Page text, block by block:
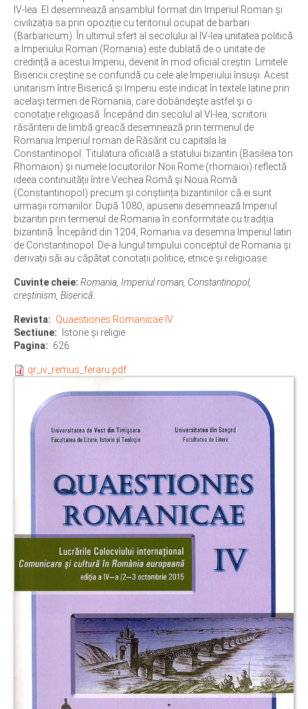
IV-lea. El desemnează ansamblul format din Imperiul Roman și
civilizația sa prin opoziție cu teritoriul ocupat de barbari
(Barbaricum). În ultimul sfert al secolului al IV-lea unitatea politică
a Imperiului Roman (Romania) este dublată de o unitate de
credință a acestui Imperiu, devenit în mod oficial creștin. Limitele
Bisericii creștine se confundă cu cele ale Imperiului însuși. Acest
unitarism între Biserică și Imperiu este indicat în textele latine prin
același termen de Romania, care dobândește astfel și o
conotație religioasă. Începând din secolul al VI-lea, scriitorii
răsăriteni de limbă greacă desemnează prin termenul de
Romania Imperiul roman de Răsărit cu capitala la
Constantinopol. Titulatura oficială a statului bizantin (Basileia ton
Rhomaion) și numele locuitorilor Noii Rome (rhomaioi) reflectă
ideea continuității între Vechea Romă și Noua Romă
(Constantinopol) precum și conștiința bizantinilor că ei sunt
urmașii romanilor. După 1080, apusenii desemnează Imperiul
bizantin prin termenul de Romania în conformitate cu tradiția
bizantină. Începând din 1204, Romania va desemna Imperiul latin
de Constantinopol. De-a lungul timpului conceptul de Romania și
derivații săi au căpătat conotații politice, etnice și religioase.
Cuvinte cheie: Romania, Imperiul roman, Constantinopol,
creștinism, Biserică.
Revista
Quaestiones Romanicae IV
Sectiune
Istorie şi religie
Pagina
626
qr_iv_remus_feraru.pdf